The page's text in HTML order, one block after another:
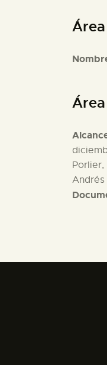
Andrés